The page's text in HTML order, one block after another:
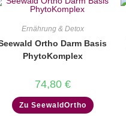
Ernährung & Detox
Ortho Darm Basis
PhytoKomplex
74,80 €
Zu SeewaldOrtho